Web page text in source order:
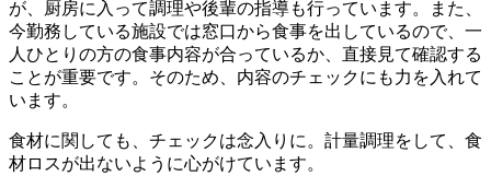
が、
厨房に入って調理や後輩の指導も行っています。また、
今勤務している施設では窓口から食事を出しているので、一
人ひとりの方の食事内容が合っているか、直接見て確認する
ことが重要です。そのため、内容のチェックにも力を入れて
います。
食材に関しても、チェックは念入りに。 計量調理をして、食
材ロスが出ないように心がけています。